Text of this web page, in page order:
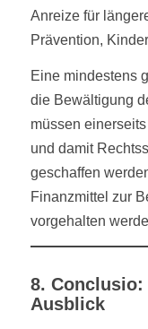
Anreize für
Prävention,
Eine mindestens
die Bewältigung
müssen
und damit
geschaffen
Finanzmittel zur
vorgehalten
8.
Ausblick